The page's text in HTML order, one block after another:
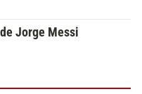
Jorge Messi